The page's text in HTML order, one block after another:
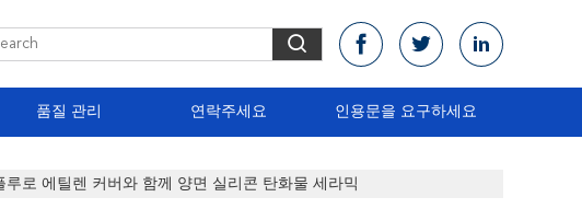
품질 관리 연락주세요 인용문을 요구하세요
루로 에틸렌 커버와 함께 양면 실리콘 탄화물 세라믹